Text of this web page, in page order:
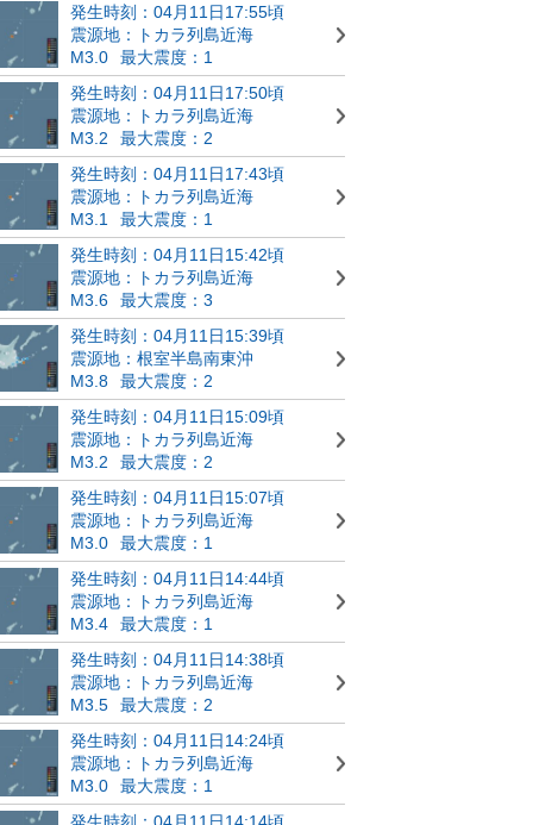
発生時刻：04月11日17:55頃
震源地：トカラ列島近海
M3.0
最大震度：1
発生時刻：04月11日17:50頃
震源地：トカラ列島近海
M3.2
最大震度：2
発生時刻：04月11日17:43頃
震源地：トカラ列島近海
M3.1
最大震度：1
発生時刻：04月11日15:42頃
震源地：トカラ列島近海
M3.6
最大震度：3
発生時刻：04月11日15:39頃
震源地：根室半島南東沖
M3.8
最大震度：2
発生時刻：04月11日15:09頃
震源地：トカラ列島近海
M3.2
最大震度：2
発生時刻：04月11日15:07頃
震源地：トカラ列島近海
M3.0
最大震度：1
発生時刻：04月11日14:44頃
震源地：トカラ列島近海
M3.4
最大震度：1
発生時刻：04月11日14:38頃
震源地：トカラ列島近海
M3.5
最大震度：2
発生時刻：04月11日14:24頃
震源地：トカラ列島近海
M3.0
最大震度：1
発生時刻：04月11日14:14頃